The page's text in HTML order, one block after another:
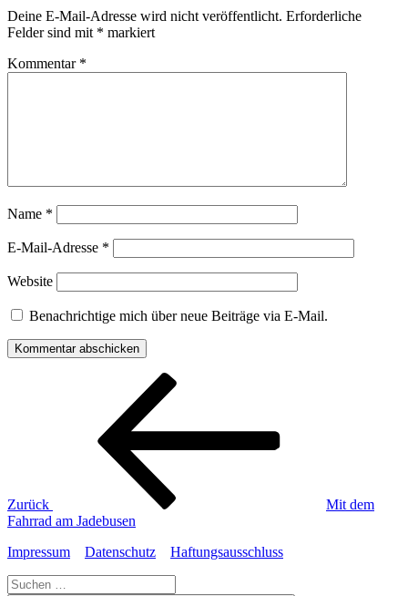
Deine E-Mail-Adresse wird nicht veröffentlicht. Erforderliche
Felder sind mit * markiert
Kommentar *
Name *
E-Mail-Adresse *
Website
Benachrichtige mich über neue Beiträge via E-Mail.
Beitragsnavigation
Zurück
Mit dem
Fahrrad am Jadebusen
Impressum
Datenschutz
Haftungsausschluss
Suche